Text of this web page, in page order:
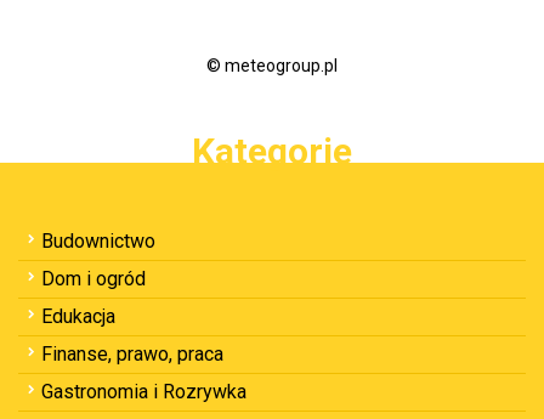
© meteogroup.pl
Kategorie
Budownictwo
Dom i ogród
Edukacja
Finanse, prawo, praca
Gastronomia i Rozrywka